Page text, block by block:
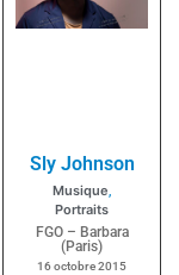
Sly Johnson
Musique,
Portraits
FGO – Barbara
(Paris)
16 octobre 2015